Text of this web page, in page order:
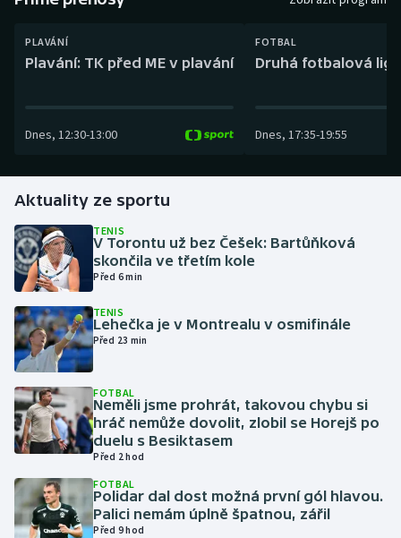
Dostihy
Gymnastika
Házená
Jezdectví
Judo
Krasobruslení
Lezení
Lyže a snowboard
Moderní pětiboj
PLAVÁNÍ
Plavání: TK před ME v plavání
Dnes, 12:30-13:00
FOTBAL
Druhá fotbalová
Dnes, 17:35-19:55
Aktuality ze sportu
TENIS
V Torontu už bez Češek: Bartůňková
skončila ve třetím kole
Před 6 min
TENIS
Lehečka je v Montrealu v osmifinále
Před 23 min
FOTBAL
Neměli jsme prohrát, takovou chybu si
hráč nemůže dovolit, zlobil se Horejš po
duelu s Besiktasem
Před 2 hod
FOTBAL
Polidar dal dost možná první gól hlavou.
Palici nemám úplně špatnou, zářil
Před 9 hod